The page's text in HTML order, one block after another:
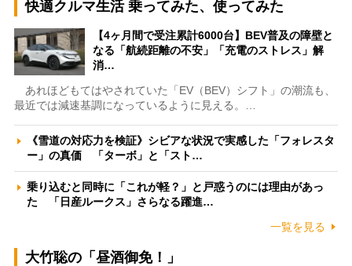
快適クルマ生活 乗ってみた、使ってみた
【4ヶ月間で受注累計6000台】BEV普及の障壁と
なる「航続距離の不安」「充電のストレス」解
消…
あれほどもてはやされていた「EV（BEV）シフト」の潮流も、
最近では減速基調になっているように見える。…
《雪道の対応力を検証》シビアな状況で実感した「フォレスタ
ー」の真価 「ターボ」と「スト…
乗り込むと同時に「これが軽？」と戸惑うのには理由があっ
た 「日産ルークス」さらなる躍進…
一覧を見る
大竹聡の「昼酒御免！」